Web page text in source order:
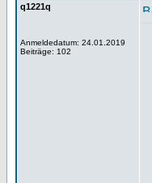
q1221q
Anmeldedatum: 24.01.2019
Beiträge: 102